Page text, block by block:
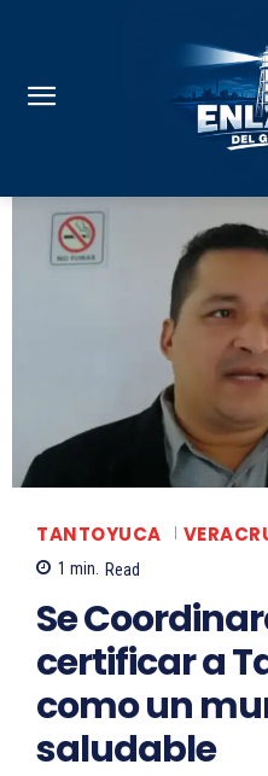
TANTOYUCA
1 min. Read
Se
certificar a
como un
saludable